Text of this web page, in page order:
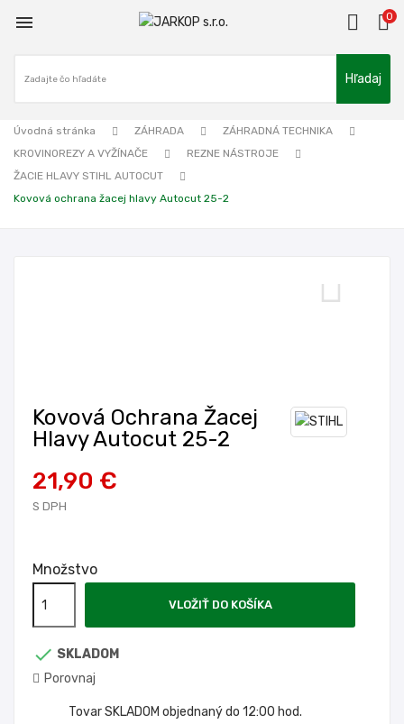
 0
Hľadaj
Úvodná stránka ZÁHRADA
ZÁHRADNÁ TECHNIKA
KROVINOREZY A VYŽÍNAČE
REZNE NÁSTROJE
ŽACIE HLAVY STIHL AUTOCUT
Kovová ochrana žacej hlavy Autocut 25-2
Kovová Ochrana Žacej
Hlavy Autocut 25-2
21,90 €
S DPH
Množstvo
VLOŽIŤ DO KOŠÍKA
 SKLADOM
Porovnaj
Tovar SKLADOM objednaný do 12:00 hod.